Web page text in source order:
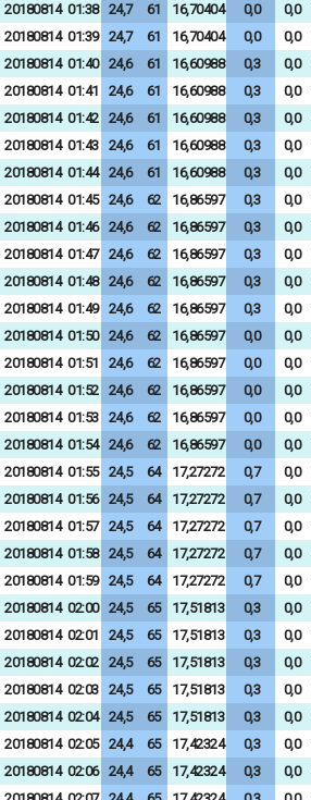
20180814 01:38 24,7 61 16,70404 0,0 0,0
20180814 01:39 24,7 61 16,70404 0,0 0,0
20180814 01:40 24,6 61 16,60988 0,3 0,0
20180814 01:41 24,6 61 16,60988 0,3 0,0
20180814 01:42 24,6 61 16,60988 0,3 0,0
20180814 01:43 24,6 61 16,60988 0,3 0,0
20180814 01:44 24,6 61 16,60988 0,3 0,0
20180814 01:45 24,6 62 16,86597 0,3 0,0
20180814 01:46 24,6 62 16,86597 0,3 0,0
20180814 01:47 24,6 62 16,86597 0,3 0,0
20180814 01:48 24,6 62 16,86597 0,3 0,0
20180814 01:49 24,6 62 16,86597 0,3 0,0
20180814 01:50 24,6 62 16,86597 0,0 0,0
20180814 01:51 24,6 62 16,86597 0,0 0,0
20180814 01:52 24,6 62 16,86597 0,0 0,0
20180814 01:53 24,6 62 16,86597 0,0 0,0
20180814 01:54 24,6 62 16,86597 0,0 0,0
20180814 01:55 24,5 64 17,27272 0,7 0,0
20180814 01:56 24,5 64 17,27272 0,7 0,0
20180814 01:57 24,5 64 17,27272 0,7 0,0
20180814 01:58 24,5 64 17,27272 0,7 0,0
20180814 01:59 24,5 64 17,27272 0,7 0,0
20180814 02:00 24,5 65 17,51813 0,3 0,0
20180814 02:01 24,5 65 17,51813 0,3 0,0
20180814 02:02 24,5 65 17,51813 0,3 0,0
20180814 02:03 24,5 65 17,51813 0,3 0,0
20180814 02:04 24,5 65 17,51813 0,3 0,0
20180814 02:05 24,4 65 17,42324 0,3 0,0
20180814 02:06 24,4 65 17,42324 0,3 0,0